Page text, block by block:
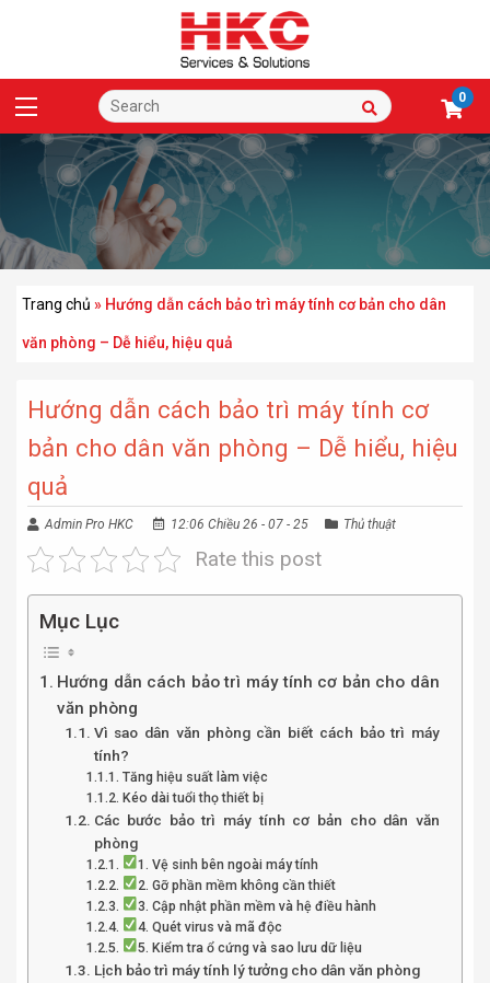
0
Trang chủ » Hướng dẫn cách bảo trì máy tính cơ bản cho dân
văn phòng – Dễ hiểu, hiệu quả
Hướng dẫn cách bảo trì máy tính cơ
bản cho dân văn phòng – Dễ hiểu, hiệu
quả
Admin Pro HKC 12:06 Chiều 26 - 07 - 25 Thủ thuật
Rate this post
Mục Lục
Hướng dẫn cách bảo trì máy tính cơ bản cho dân
văn phòng
Vì sao dân văn phòng cần biết cách bảo trì máy
tính?
Tăng hiệu suất làm việc
Kéo dài tuổi thọ thiết bị
Các bước bảo trì máy tính cơ bản cho dân văn
phòng
1. Vệ sinh bên ngoài máy tính
2. Gỡ phần mềm không cần thiết
3. Cập nhật phần mềm và hệ điều hành
4. Quét virus và mã độc
5. Kiểm tra ổ cứng và sao lưu dữ liệu
Lịch bảo trì máy tính lý tưởng cho dân văn phòng